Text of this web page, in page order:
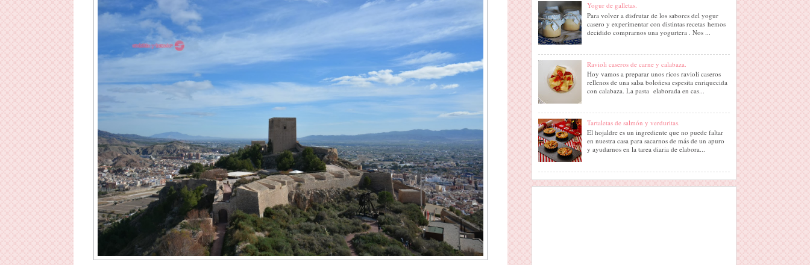
Yogur de galletas.
Para volver a disfrutar de los sabores del yogur
casero y experimentar con distintas recetas hemos
decidido comprarnos una yogurtera . Nos ...
Ravioli caseros de carne y calabaza.
Hoy vamos a preparar unos ricos ravioli caseros
rellenos de una salsa boloñesa espesita enriquecida
con calabaza. La pasta elaborada en cas...
Tartaletas de salmón y verduritas.
El hojaldre es un ingrediente que no puede faltar
en nuestra casa para sacarnos de más de un apuro
y ayudarnos en la tarea diaria de elabora...